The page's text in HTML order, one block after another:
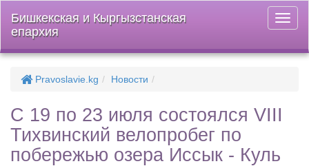
меню
Бишкекская и Кыргызстанская
епархия
Pravoslavie.kg Новости
С 19 по 23 июля состоялся VIII
Тихвинский велопробег по
побережью озера Иссык - Куль